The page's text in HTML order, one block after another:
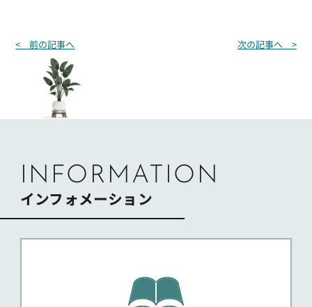
投
シ
< 前の記事へ 次の記事へ >
INFORMATION
インフォメーション